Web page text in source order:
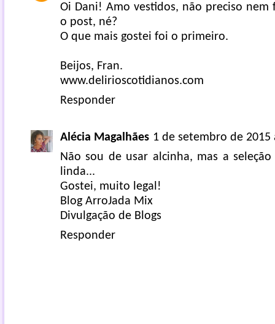
Oi Dani! Amo vestidos, não preciso nem
o post, né?
O que mais gostei foi o primeiro.
Beijos, Fran.
www.delirioscotidianos.com
Responder
Alécia Magalhães 1 de setembro de 2015
Não sou de usar alcinha, mas a
linda...
Gostei, muito legal!
Blog ArroJada Mix
Divulgação de Blogs
Responder